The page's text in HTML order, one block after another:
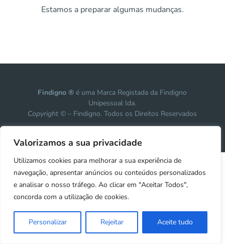
Valorizamos a sua privacidade
Utilizamos cookies para melhorar a sua experiência de
navegação, apresentar anúncios ou conteúdos personalizados
e analisar o nosso tráfego. Ao clicar em "Aceitar Todos",
concorda com a utilização de cookies.
Personalizar Rejeitar Aceite tudo
Estamos a preparar algumas mudanças.
Findigno ® é uma Marca Registada da Findigno
Unipessoal lda.
Copyright © – Findigno. Todos os Direitos Reservados